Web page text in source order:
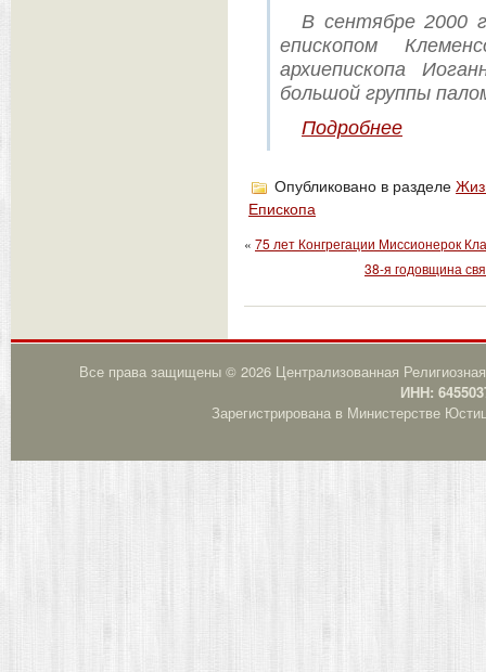
В сентябре 2000
епископом
архиепископа
большой группы
Подробнее
Опубликовано в разделе
Епископа
« 75 лет Конгрегации Миссионерок
38-я годовщина
Все права защищены © 2026 Централизованная
ИНН:
Зарегистрирована в Министерстве